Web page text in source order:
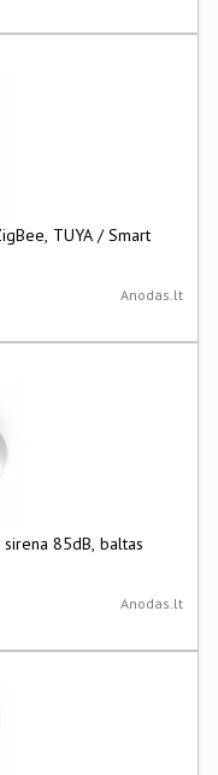
TUYA / Smart
Anodas.lt
85dB, baltas
Anodas.lt